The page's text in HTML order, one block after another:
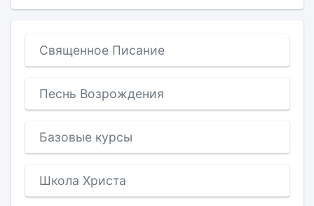
Священное Писание
Песнь Возрождения
Базовые курсы
Школа Христа